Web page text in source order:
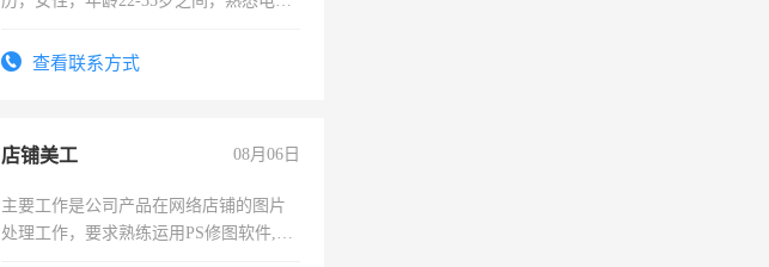
试用期1-3个月，转正后交纳五险，
查看联系方式
店铺美工 08月06日
主要工作是公司产品在网络店铺的图片
处理工作，要求熟练运用PS修图软件,工